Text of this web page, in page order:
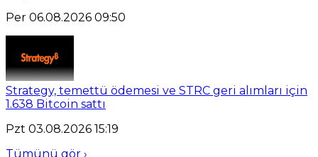
Per 06.08.2026 09:50
Strategy, temettü ödemesi ve STRC geri alımları için
1.638 Bitcoin sattı
Pzt 03.08.2026 15:19
Tümünü gör ›